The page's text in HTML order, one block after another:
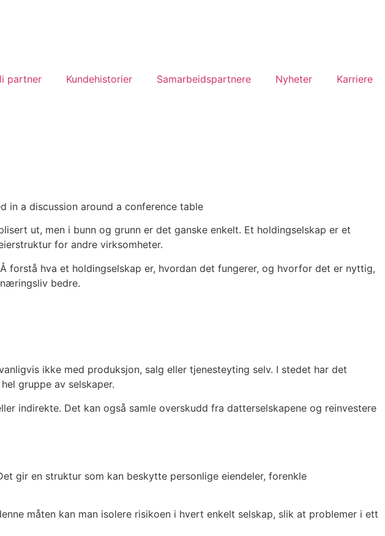
partner Kundehistorier Samarbeidspartnere Nyheter Karriere
ut, men i bunn og grunn er det ganske enkelt. Et holdingselskap er et
for andre virksomheter.
hva et holdingselskap er, hvordan det fungerer, og hvorfor det er nyttig,
bedre.
ikke med produksjon, salg eller tjenesteyting selv. I stedet har det
gruppe av selskaper.
indirekte. Det kan også samle overskudd fra datterselskapene og reinvestere
gir en struktur som kan beskytte personlige eiendeler, forenkle
måten kan man isolere risikoen i hvert enkelt selskap, slik at problemer i ett